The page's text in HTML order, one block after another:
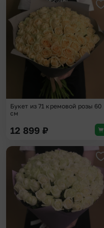
Букет из 71 кремовой розы 60
см
12 899 ₽